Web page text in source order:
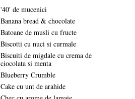
'40' de mucenici
Banana bread & chocolate
Batoane de musli cu fructe
Biscotti cu nuci si curmale
Biscuiti de migdale cu crema de
ciocolata si menta
Blueberry Crumble
Cake cu unt de arahide